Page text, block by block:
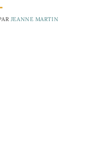
JEANNE MARTIN